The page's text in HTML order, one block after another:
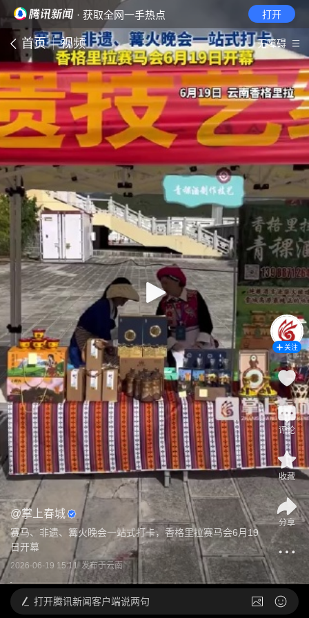
· 获取全网一手热点 打开
首页 视频 无障碍
@掌上春城
赛马、非遗、篝火晚会一站式打卡，香格里拉赛马会6月19
日开幕
2026-06-19 15:11 发布于云南
关注
评论
收藏
分享
打开腾讯新闻客户端说两句